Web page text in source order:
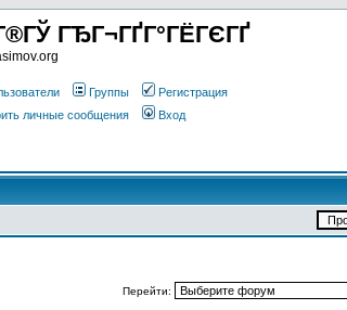
ГЂГ¬ГҐГ°ГЁГЄГҐ
Группы
Регистрация
личные сообщения Вход
Перейти: